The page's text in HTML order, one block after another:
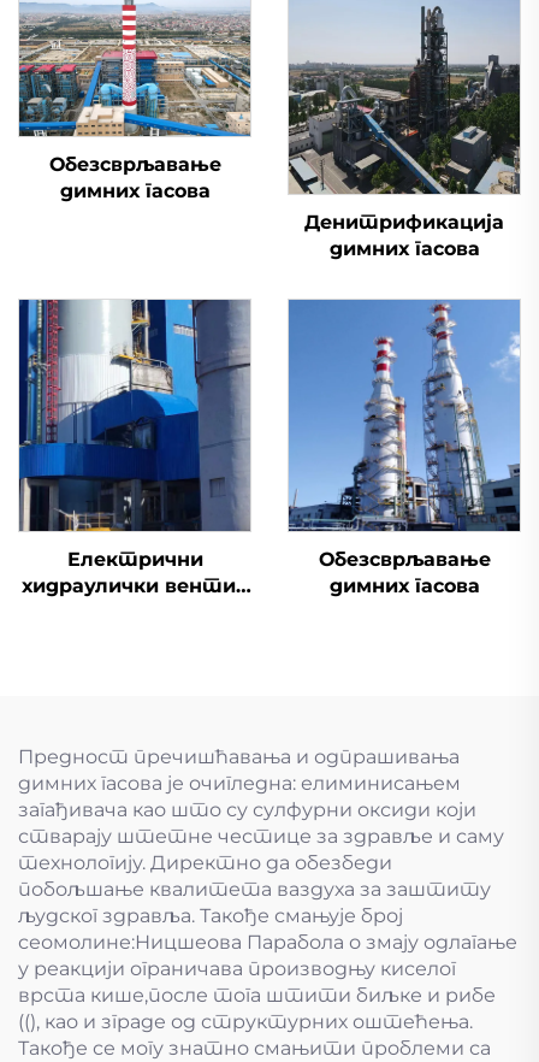
Обезсврљавање
димних гасова
Денитрификација
димних гасова
Електрични
хидраулички вентил
Обезсврљавање
димних гасова
Предност пречишћавања и одпрашивања
димних гасова је очигледна: елиминисањем
загађивача као што су сулфурни оксиди који
стварају штетне честице за здравље и саму
технологију. Директно да обезбеди
побољшање квалитета ваздуха за заштиту
људског здравља. Такође смањује број
сеомолине:Ницшеова Парабола о змају одлагање
у реакцији ограничава производњу киселог
врста кише,после тога штити биљке и рибе
((), као и зграде од структурних оштећења.
Такође се могу знатно смањити проблеми са